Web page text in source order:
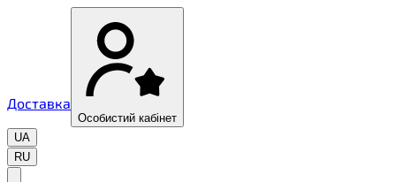
Доставка
Особистий кабінет
UA
RU